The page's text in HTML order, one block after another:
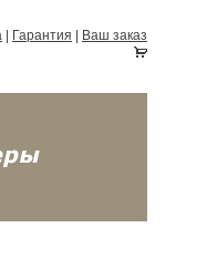
Гарантия Ваш заказ